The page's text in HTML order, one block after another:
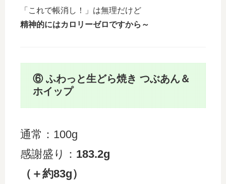
「これで帳消し！」は無理だけど
精神的にはカロリーゼロですから～
⑥ ふわっと生どら焼き つぶあん＆
ホイップ
通常：100g
感謝盛り： 183.2g
（＋約83g）